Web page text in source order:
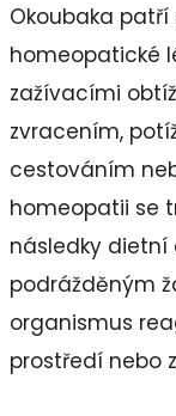
Okoubaka
homeopatické
zažívacími
zvracením,
cestováním
homeopatii se
následky dietní
podrážděným
organismus
prostředí nebo